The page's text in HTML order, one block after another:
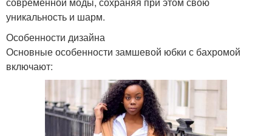
уникальность и шарм.
Особенности дизайна
Основные особенности замшевой юбки с бахромой
включают: